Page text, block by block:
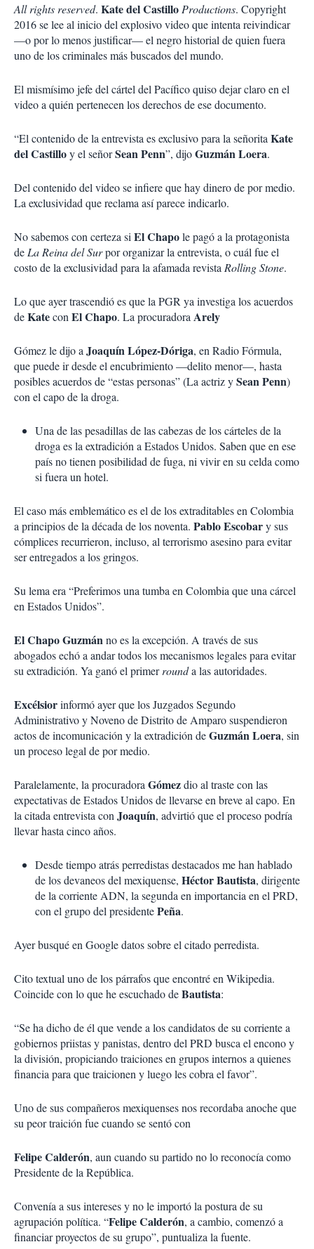
All rights reserved. Kate del Castillo Productions. Copyright
2016 se lee al inicio del explosivo video que intenta reivindicar
—o por lo menos justificar— el negro historial de quien fuera
uno de los criminales más buscados del mundo.
El mismísimo jefe del cártel del Pacífico quiso dejar claro en el
video a quién pertenecen los derechos de ese documento.
“El contenido de la entrevista es exclusivo para la señorita Kate
del Castilloy el señorSean Penn”, dijoGuzmán Loera.
Del contenido del video se infiere que hay dinero de por medio.
La exclusividad que reclama así parece indicarlo.
No sabemos con certeza si El Chapole pagó a la protagonista
de La Reina del Surpor organizar la entrevista, o cuál fue el
costo de la exclusividad para la afamada revista Rolling Stone.
Lo que ayer trascendió es que la PGR ya investiga los acuerdos
deKatecon El Chapo. La procuradora Arely
Gómez le dijo a Joaquín López-Dóriga, en Radio Fórmula,
que puede ir desde el encubrimiento —delito menor—, hasta
posibles acuerdos de “estas personas” (La actriz ySean Penn)
con el capo de la droga.
Una de las pesadillas de las cabezas de los cárteles de la
droga es la extradición a Estados Unidos. Saben que en ese
país no tienen posibilidad de fuga, ni vivir en su celda como
si fuera un hotel.
El caso más emblemático es el de los extraditables en Colombia
a principios de la década de los noventa. Pablo Escobary sus
cómplices recurrieron, incluso, al terrorismo asesino para evitar
ser entregados a los gringos.
Su lema era “Preferimos una tumba en Colombia que una cárcel
en Estados Unidos”.
El Chapo Guzmánno es la excepción. A través de sus
abogados echó a andar todos los mecanismos legales para evitar
su extradición. Ya ganó el primerrounda las autoridades.
Excélsiorinformó ayer que los Juzgados Segundo
Administrativo y Noveno de Distrito de Amparo suspendieron
actos de incomunicación y la extradición deGuzmán Loera, sin
un proceso legal de por medio.
Paralelamente, la procuradora Gómezdio al traste con las
expectativas de Estados Unidos de llevarse en breve al capo. En
la citada entrevista con Joaquín, advirtió que el proceso podría
llevar hasta cinco años.
Desde tiempo atrás perredistas destacados me han hablado
de los devaneos del mexiquense, Héctor Bautista, dirigente
de la corriente ADN, la segunda en importancia en el PRD,
con el grupo del presidentePeña.
Ayer busqué en Google datos sobre el citado perredista.
Cito textual uno de los párrafos que encontré en Wikipedia.
Coincide con lo que he escuchado deBautista:
“Se ha dicho de él que vende a los candidatos de su corriente a
gobiernos priistas y panistas, dentro del PRD busca el encono y
la división, propiciando traiciones en grupos internos a quienes
financia para que traicionen y luego les cobra el favor”.
Uno de sus compañeros mexiquenses nos recordaba anoche que
su peor traición fue cuando se sentó con
Felipe Calderón, aun cuando su partido no lo reconocía como
Presidente de la República.
Convenía a sus intereses y no le importó la postura de su
agrupación política. “Felipe Calderón, a cambio, comenzó a
financiar proyectos de su grupo”, puntualiza la fuente.